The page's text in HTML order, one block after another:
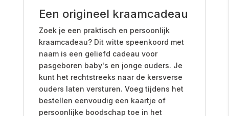
Een origineel kraamcadeau
Zoek je een praktisch en persoonlijk
kraamcadeau? Dit witte speenkoord met
naam is een geliefd cadeau voor
pasgeboren baby's en jonge ouders. Je
kunt het rechtstreeks naar de kersverse
ouders laten versturen. Voeg tijdens het
bestellen eenvoudig een kaartje of
persoonlijke boodschap toe in het